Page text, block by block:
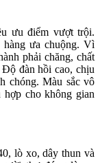
ưu điểm vượt trội.
hàng ưa chuộng. Vì
phải chăng, chất
đàn hồi cao, chịu
chóng. Màu sắc vô
hợp cho không gian
lò xo, dây thun và